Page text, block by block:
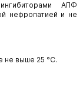
АПФ
нефропатией и не
не выше 25 °С.